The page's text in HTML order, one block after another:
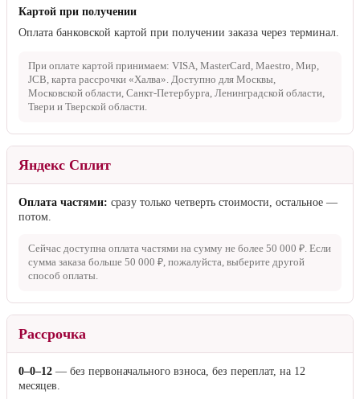
Картой при получении
Оплата банковской картой при получении заказа через терминал.
При оплате картой принимаем: VISA, MasterCard, Maestro, Мир,
JCB, карта рассрочки «Халва». Доступно для Москвы,
Московской области, Санкт-Петербурга, Ленинградской области,
Твери и Тверской области.
Яндекс Сплит
Оплата частями: сразу только четверть стоимости, остальное —
потом.
Сейчас доступна оплата частями на сумму не более 50 000 ₽ . Если
сумма заказа больше 50 000 ₽ , пожалуйста, выберите другой
способ оплаты.
Рассрочка
0–0–12 — без первоначального взноса, без переплат, на 12
месяцев.